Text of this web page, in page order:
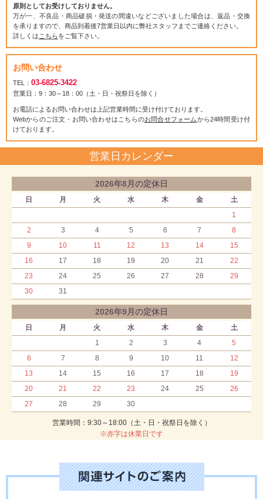
原則としてお受けしておりません。
万が一、不良品・商品破損・発送の間違いなどございました場合は、返品・交換
を承りますので、商品到着後7営業日以内に弊社スタッフまでご連絡ください。
詳しくは こちらをご覧下さい。
お問い合わせ
TEL： 03-6825-3422
営業日：9：30～18：00（土・日・祝祭日を除く）
お電話によるお問い合わせは上記営業時間に受け付けております。
Webからのご注文・お問い合わせはこちらのお問合せフォームから24時間受け付
けております。
営業日カレンダー
2026年8月の定休日
日 月 火 水 木 金
土
1
2
3 4 5 6 7
8
9
10 11 12 13 14
15
16
17 18 19 20 21
22
23
24 25 26 27 28
29
30
31
2026年9月の定休日
日 月 火 水 木 金
土
1
2 3 4
5
6
7 8 9 10 11
12
13
14 15 16 17 18
19
20
21 22 23 24 25
26
27
28 29 30
営業時間：9:30～18:00（土・日・祝祭日を除く）
※赤字は休業日です